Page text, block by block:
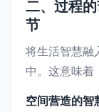
二、过程
节
将生活智慧融
中。这意味着
空间营造的智